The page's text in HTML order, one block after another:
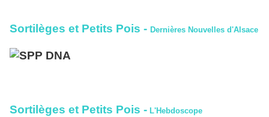
Sortilèges et Petits Pois - Dernières Nouvelles d'Alsace
Sortilèges et Petits Pois - L'Hebdoscope